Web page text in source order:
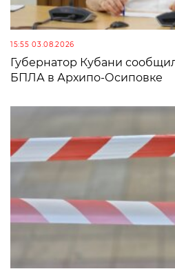
15:55 03.08.2026
Губернатор Кубани
БПЛА в Архипо-Осиповке